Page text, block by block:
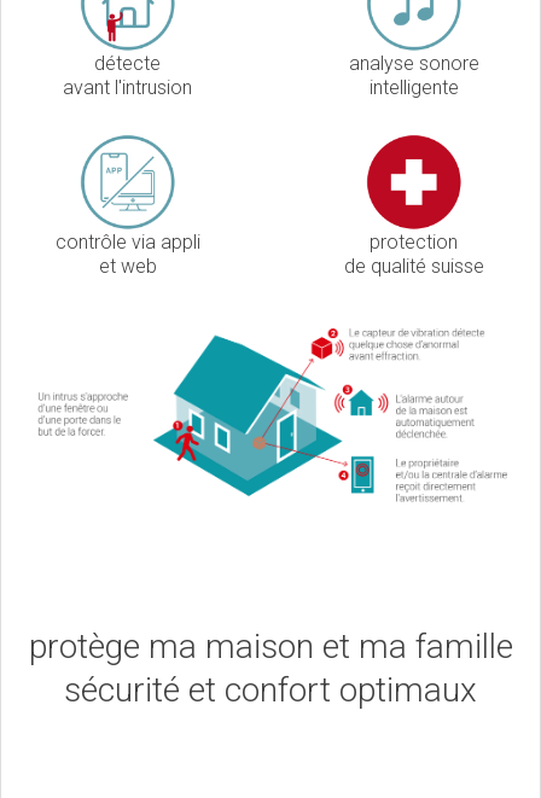
détecte
avant l'intrusion
analyse sonore
intelligente
contrôle via appli
et web
protection
de qualité suisse
protège ma maison et ma famille
sécurité et confort optimaux